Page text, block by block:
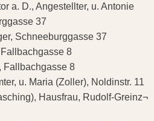
a. D., Angestellter, u. Antonie
37
Schneeburggasse 37
8
Fallbachgasse 8
u. Maria (Zoller), Noldinstr. 11
Hausfrau, Rudolf-Greinz¬